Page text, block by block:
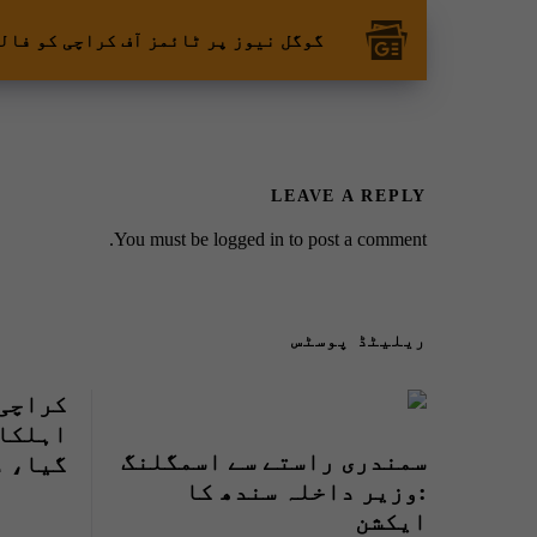
گوگل نیوز پر ٹائمز آف کراچی کو
LEAVE A REPLY
You must be logged in to post a comment.
ریلیٹڈ پوسٹس
سمندری راستے سے اسمگلنگ
:وزیر داخلہ سندھ کا
ایکشن
گیا،